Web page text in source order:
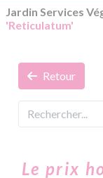
Jardin Services
'Reticulatum'
Retour
Le prix